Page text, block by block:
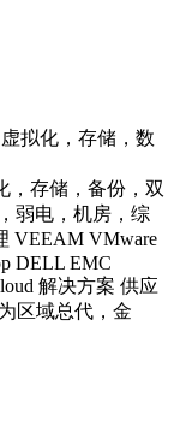
拟化，存储，数
，存储，备份，双
弱电，机房，综
VEEAM VMware
DELL EMC
解决方案 供应
区域总代，金